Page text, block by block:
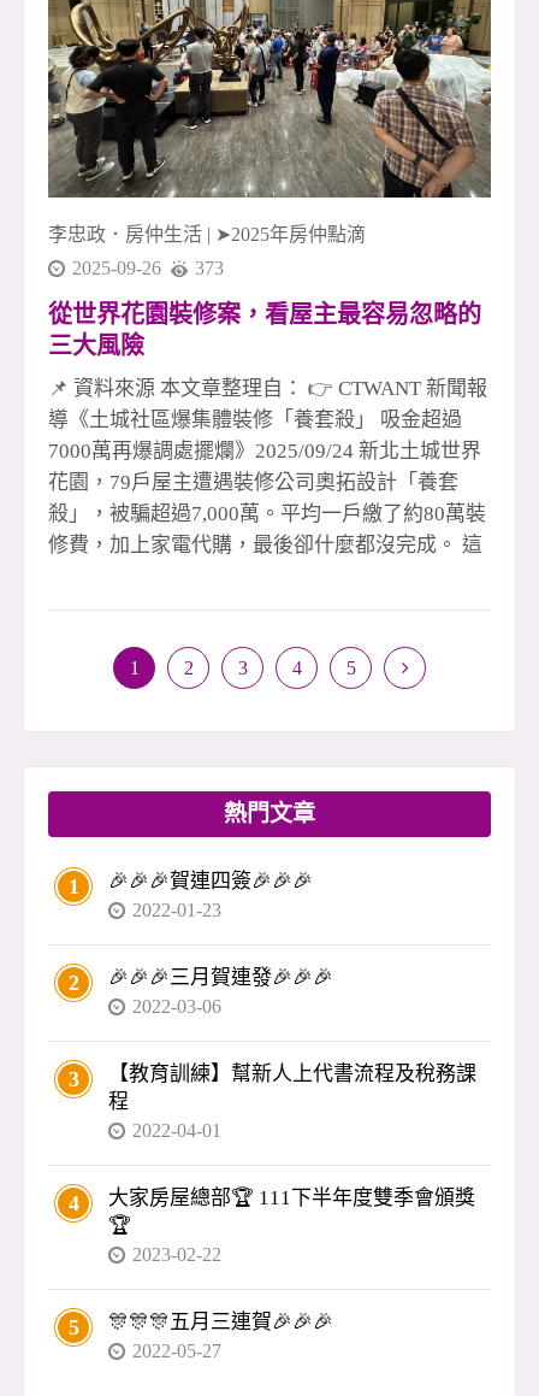
此合作、互相扶持，我們才能在每一次挑戰中更
堅強。 📣 安信冠軍團隊持續熱血招募中！ 如果
你渴望舞台、渴望成績、渴望突破自己，這裡就
是你的最佳選擇。下一個高峰，等著我們一起去
創造！🚀 ☎️ 預約面試｜0933-739959 李店
李忠政．房仲生活 | ➤2025年房仲點滴
2025-09-26
373
從世界花園裝修案，看屋主最容易忽略的
三大風險
📌 資料來源 本文章整理自： 👉 CTWANT 新聞報
導《土城社區爆集體裝修「養套殺」 吸金超過
7000萬再爆調處擺爛》2025/09/24 新北土城世界
花園，79戶屋主遭遇裝修公司奧拓設計「養套
殺」，被騙超過7,000萬。平均一戶繳了約80萬裝
修費，加上家電代購，最後卻什麼都沒完成。 這
惠、送驗屋、電器大盤價，甚至加碼送火險，看
主，因為房貸壓力大，想省錢，反而被「利多」
者對裝修契約與付款方式不熟悉，還以為「3、
3、3、1」付款（訂金、開工、叫料、尾款）是慣
例，殊不知風險極高：錢進了對方口袋，工程卻
隨時可能停擺。 🔑 忠政提醒： 👉 裝修應依「階
搭配銀行信託，驗收後才撥款，避免資金被挪
用。 買房不是結束，而是另一個開始。裝修、驗
收、入住，每一步都涉及錢與自身權益，沒有專
業把關，很容易出問題。 買房應該是喜事，不該
變成惡夢。 我是李忠政，如果你在交屋或裝修遇
到疑慮
1 2 3 4 5
熱門文章
1 🎉🎉🎉賀連四簽🎉🎉🎉
2022-01-23
2 🎉🎉🎉三月賀連發🎉🎉🎉
2022-03-06
3
【教育訓練】幫新人上代書流程及稅務課
程
2022-04-01
4
大家房屋總部🏆 111下半年度雙季會頒獎
🏆
2023-02-22
5 🎊🎊🎊五月三連賀🎉🎉🎉
2022-05-27